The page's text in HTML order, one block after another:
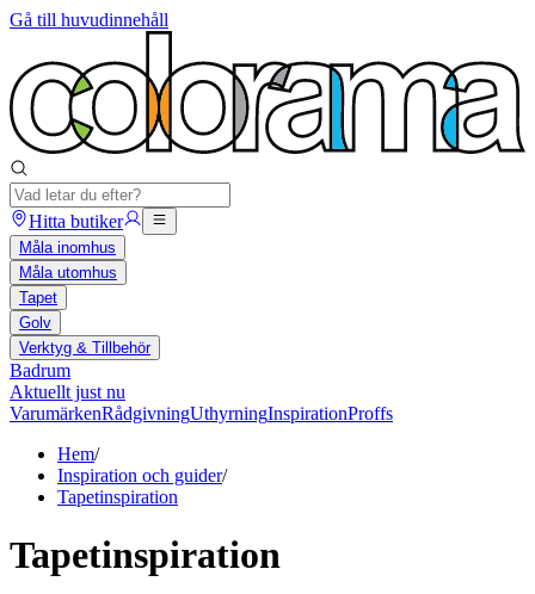
Gå till huvudinnehåll
Hitta butiker
Måla inomhus
Måla utomhus
Tapet
Golv
Verktyg & Tillbehör
Badrum
Aktuellt just nu
VarumärkenRådgivningUthyrningInspirationProffs
Hem/
Inspiration och guider/
Tapetinspiration
Tapetinspiration